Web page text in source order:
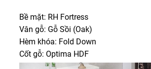
Bề mặt: RH Fortress
Vân gỗ: Gỗ Sồi (Oak)
Hèm khóa: Fold Down
Cốt gỗ: Optima HDF